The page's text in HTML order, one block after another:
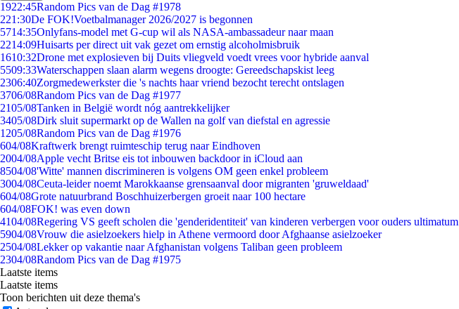
1922:45Random Pics van de Dag #1978
221:30De FOK!Voetbalmanager 2026/2027 is begonnen
5714:35Onlyfans-model met G-cup wil als NASA-ambassadeur naar maan
2214:09Huisarts per direct uit vak gezet om ernstig alcoholmisbruik
1610:32Drone met explosieven bij Duits vliegveld voedt vrees voor hybride aanval
5509:33Waterschappen slaan alarm wegens droogte: Gereedschapskist leeg
2306:40Zorgmedewerkster die 's nachts haar vriend bezocht terecht ontslagen
3706/08Random Pics van de Dag #1977
2105/08Tanken in België wordt nóg aantrekkelijker
3405/08Dirk sluit supermarkt op de Wallen na golf van diefstal en agressie
1205/08Random Pics van de Dag #1976
604/08Kraftwerk brengt ruimteschip terug naar Eindhoven
2004/08Apple vecht Britse eis tot inbouwen backdoor in iCloud aan
8504/08'Witte' mannen discrimineren is volgens OM geen enkel probleem
3004/08Ceuta-leider noemt Marokkaanse grensaanval door migranten 'gruweldaad'
604/08Grote natuurbrand Boschhuizerbergen groeit naar 100 hectare
604/08FOK! was even down
4104/08Regering VS geeft scholen die 'genderidentiteit' van kinderen verbergen voor ouders ultimatum
5904/08Vrouw die asielzoekers hielp in Athene vermoord door Afghaanse asielzoeker
2504/08Lekker op vakantie naar Afghanistan volgens Taliban geen probleem
2304/08Random Pics van de Dag #1975
Laatste items
Laatste items
Toon berichten uit deze thema's